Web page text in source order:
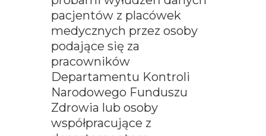
pacjentów z placówek
medycznych przez osoby
podające się za
pracowników
Departamentu Kontroli
Narodowego Funduszu
Zdrowia lub osoby
współpracujące z